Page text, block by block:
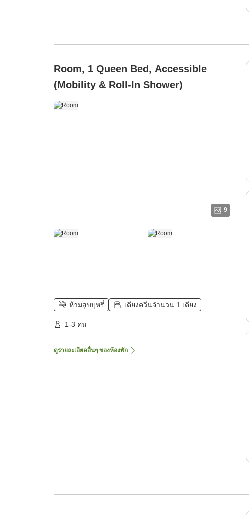
Room, 1 Queen Bed, Accessible
(Mobility & Roll-In Shower)
9
ห้ามสูบบุหรี่ เตียงควีนจำนวน 1 เตียง
1-3 คน
ดูรายละเอียดอื่นๆ ของห้องพัก